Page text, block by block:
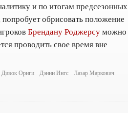
и по итогам предсезонных
попробует обрисовать положение
Брендану Роджерсуможно
проводить свое время вне
Дивок Ориги Дэнни Ингс Лазар Маркович